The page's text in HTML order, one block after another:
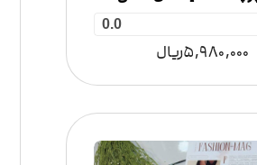
0.0
5,980,000ریال